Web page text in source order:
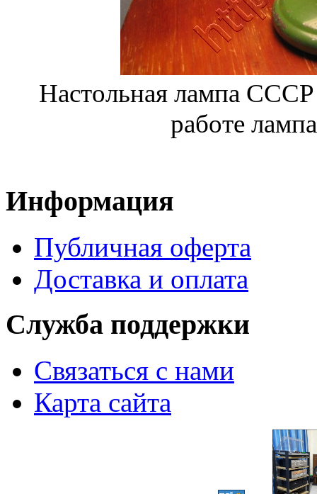
Настольная лампа
работе
Информация
Публичная оферта
Доставка и оплата
Служба поддержки
Связаться с нами
Карта сайта